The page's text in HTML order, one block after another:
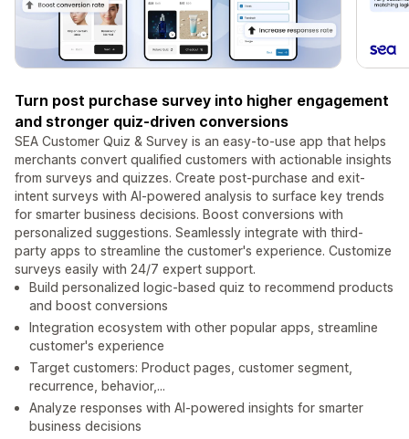
Turn post purchase survey into higher engagement
and stronger quiz-driven conversions
SEA Customer Quiz & Survey is an easy-to-use app that helps
merchants convert qualified customers with actionable insights
from surveys and quizzes. Create post-purchase and exit-
intent surveys with AI-powered analysis to surface key trends
for smarter business decisions. Boost conversions with
personalized suggestions. Seamlessly integrate with third-
party apps to streamline the customer's experience. Customize
surveys easily with 24/7 expert support.
Build personalized logic-based quiz to recommend products
and boost conversions
Integration ecosystem with other popular apps, streamline
customer's experience
Target customers: Product pages, customer segment,
recurrence, behavior,...
Analyze responses with AI-powered insights for smarter
business decisions